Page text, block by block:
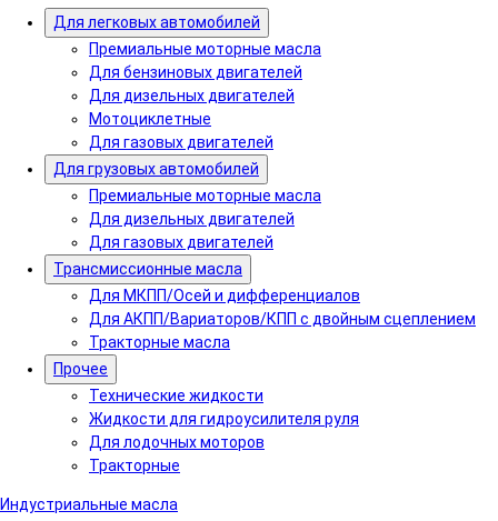
Для легковых автомобилей
Премиальные моторные масла
Для бензиновых двигателей
Для дизельных двигателей
Мотоциклетные
Для газовых двигателей
Для грузовых автомобилей
Премиальные моторные масла
Для дизельных двигателей
Для газовых двигателей
Трансмиссионные масла
Для МКПП/Осей и дифференциалов
Для АКПП/Вариаторов/КПП с двойным сцеплением
Тракторные масла
Прочее
Технические жидкости
Жидкости для гидроусилителя руля
Для лодочных моторов
Тракторные
Индустриальные масла